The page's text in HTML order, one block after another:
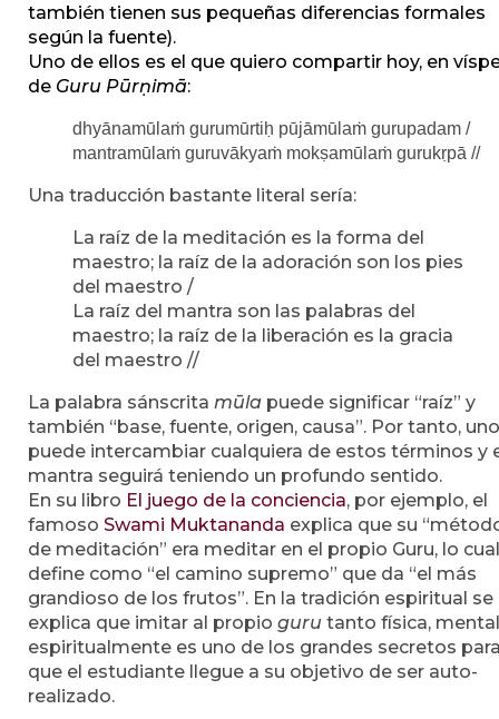
también tienen sus pequeñas diferencias formales
según la fuente).
Uno de ellos es el que quiero compartir hoy, en
de Guru Pūrṇimā:
dhyānamūlaṁ gurumūrtiḥ pūjāmūlaṁ gurupadam /
mantramūlaṁ guruvākyaṁ mokṣamūlaṁ gurukṛpā //
Una traducción bastante literal sería:
La raíz de la meditación es la forma del
maestro; la raíz de la adoración son los pies
del maestro /
La raíz del mantra son las palabras del
maestro; la raíz de la liberación es la gracia
del maestro //
La palabra sánscrita mūla puede significar “raíz” y
también “base, fuente, origen, causa”. Por tanto, uno
puede intercambiar cualquiera de estos términos y
mantra seguirá teniendo un profundo sentido.
En su libro El juego de la conciencia, por ejemplo, el
famoso Swami Muktananda explica que su
de meditación” era meditar en el propio Guru, lo cual
define como “el camino supremo” que da “el más
grandioso de los frutos”. En la tradición espiritual se
explica que imitar al propio guru tanto física,
espiritualmente es uno de los grandes secretos
que el estudiante llegue a su objetivo de ser auto-
realizado.